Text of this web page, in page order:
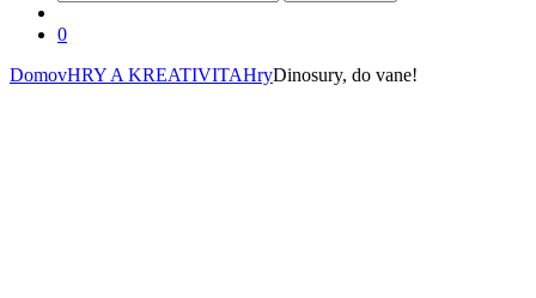
0
DomovHRY A KREATIVITAHryDinosury, do vane!